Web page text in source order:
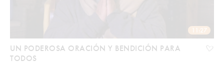
11:27
UN PODEROSA ORACIÓN Y BENDICIÓN PARA
TODOS